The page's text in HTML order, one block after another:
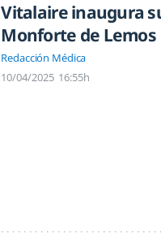
Vitalaire inaugura
Monforte de Lemos
Redacción Médica
10/04/2025 16:55h